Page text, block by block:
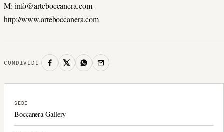
M: info@arteboccanera.com
http://www.arteboccanera.com
CONDIVIDI
SEDE
Boccanera Gallery